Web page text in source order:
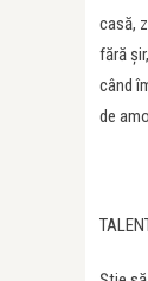
casă,
fără
când
de